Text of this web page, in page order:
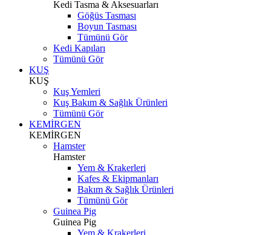
Kedi Tasma & Aksesuarları
Göğüs Tasması
Boyun Tasması
Tümünü Gör
Kedi Kapıları
Tümünü Gör
KUŞ
KUŞ
Kuş Yemleri
Kuş Bakım & Sağlık Ürünleri
Tümünü Gör
KEMİRGEN
KEMİRGEN
Hamster
Hamster
Yem & Krakerleri
Kafes & Ekipmanları
Bakım & Sağlık Ürünleri
Tümünü Gör
Guinea Pig
Guinea Pig
Yem & Krakerleri